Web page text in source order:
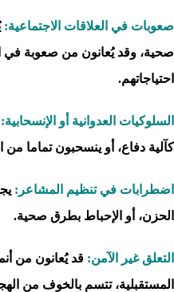
صعوبات في العلاقات الاجتماعية:
صحية، وقد يُعانون من صعوبة في
احتياجاتهم.
السلوكيات العدوانية أو الإنسحابية:
كآلية دفاع، أو ينسحبون تماما من
اضطرابات في تنظيم المشاعر:
الحزن، أو الإحباط بطرق صحية.
التعلق غير الآمن: قد يُعانون من
المستقبلية، تتسم بالخوف من